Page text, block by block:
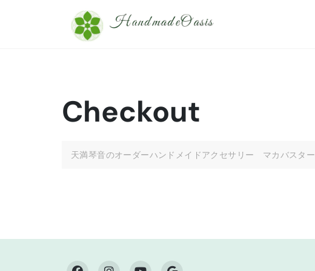
Checkout
天満琴音のオーダーハンドメイドアクセサリー マカバスター